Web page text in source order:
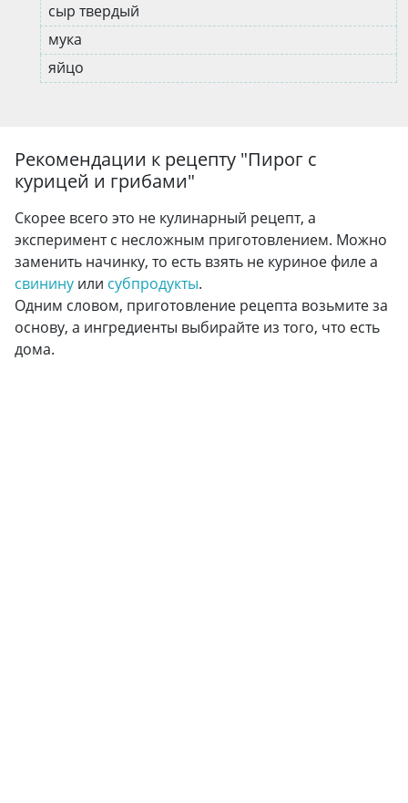
сыр твердый
мука
яйцо
Рекомендации к рецепту "Пирог с
курицей и грибами"
Скорее всего это не кулинарный рецепт, а
эксперимент с несложным приготовлением. Можно
заменить начинку, то есть взять не куриное филе а
свинину или субпродукты.
Одним словом, приготовление рецепта возьмите за
основу, а ингредиенты выбирайте из того, что есть
дома.